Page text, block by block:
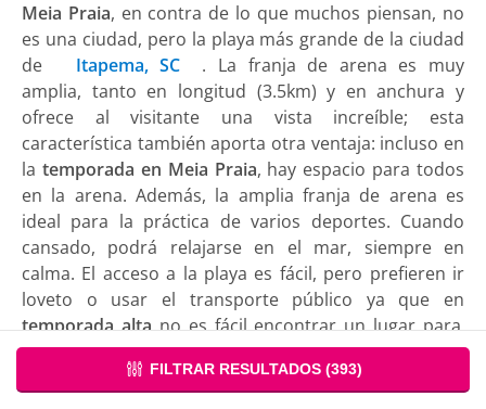
FILTRAR RESULTADOS (393)
Meia Praia, en contra de lo que muchos piensan, no
es una ciudad, pero la playa más grande de la ciudad
de
Itapema, SC
. La franja de arena es muy
amplia, tanto en longitud (3.5km) y en anchura y
ofrece al visitante una vista increíble; esta
característica también aporta otra ventaja: incluso en
la temporada en Meia Praia, hay espacio para todos
en la arena. Además, la amplia franja de arena es
ideal para la práctica de varios deportes. Cuando
cansado, podrá relajarse en el mar, siempre en
calma. El acceso a la playa es fácil, pero prefieren ir
loveto o usar el transporte público ya que en
temporada altano es fácil encontrar un lugar para
aparcar el coche. La infraestructura no se carece de
allí, como la orilla del mar son varias casas y